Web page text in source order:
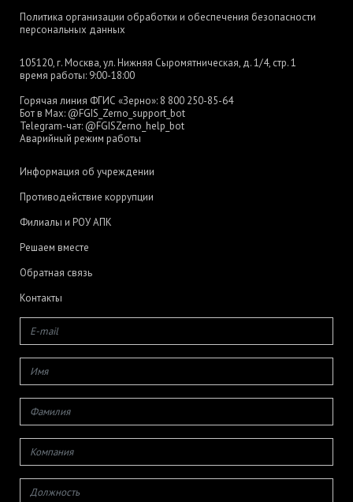
Политика организации обработки и обеспечения безопасности
персональных данных
105120, г. Москва, ул. Нижняя Сыромятническая, д. 1/4, стр. 1
время работы: 9:00-18:00
Горячая линия ФГИС «Зерно»: 8 800 250-85-64
Бот в Max: @FGIS_Zerno_support_bot
Telegram-чат: @FGISZerno_help_bot
Аварийный режим работы
Информация об учреждении
Противодействие коррупции
Филиалы и РОУ АПК
Решаем вместе
Обратная связь
Контакты